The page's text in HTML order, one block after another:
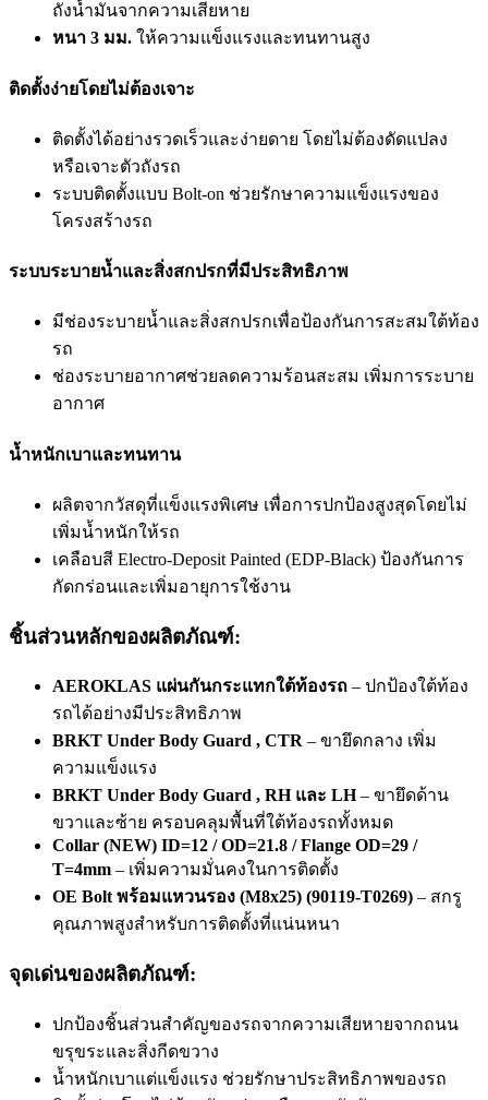
ถังน้ำมันจากความเสียหาย
หนา 3 มม. ให้ความแข็งแรงและทนทานสูง
ติดตั้งง่ายโดยไม่ต้องเจาะ
ติดตั้งได้อย่างรวดเร็วและง่ายดาย โดยไม่ต้องดัดแปลง
หรือเจาะตัวถังรถ
ระบบติดตั้งแบบ Bolt-on ช่วยรักษาความแข็งแรงของ
โครงสร้างรถ
ระบบระบายน้ำและสิ่งสกปรกที่มีประสิทธิภาพ
มีช่องระบายน้ำและสิ่งสกปรกเพื่อป้องกันการสะสมใต้ท้อง
รถ
ช่องระบายอากาศช่วยลดความร้อนสะสม เพิ่มการระบาย
อากาศ
น้ำหนักเบาและทนทาน
ผลิตจากวัสดุที่แข็งแรงพิเศษ เพื่อการปกป้องสูงสุดโดยไม่
เพิ่มน้ำหนักให้รถ
เคลือบสี Electro-Deposit Painted (EDP-Black) ป้องกันการ
กัดกร่อนและเพิ่มอายุการใช้งาน
ชิ้นส่วนหลักของผลิตภัณฑ์:
AEROKLAS แผ่นกันกระแทกใต้ท้องรถ – ปกป้องใต้ท้อง
รถได้อย่างมีประสิทธิภาพ
BRKT Under Body Guard , CTR – ขายึดกลาง เพิ่ม
ความแข็งแรง
BRKT Under Body Guard , RH และ LH– ขายึดด้าน
ขวาและซ้าย ครอบคลุมพื้นที่ใต้ท้องรถทั้งหมด
Collar (NEW) ID=12 / OD=21.8 / Flange OD=29 /
T=4mm – เพิ่มความมั่นคงในการติดตั้ง
OE Bolt พร้อมแหวนรอง (M8x25) (90119-T0269) – สกรู
คุณภาพสูงสำหรับการติดตั้งที่แน่นหนา
จุดเด่นของผลิตภัณฑ์:
ปกป้องชิ้นส่วนสำคัญของรถจากความเสียหายจากถนน
ขรุขระและสิ่งกีดขวาง
น้ำหนักเบาแต่แข็งแรง ช่วยรักษาประสิทธิภาพของรถ